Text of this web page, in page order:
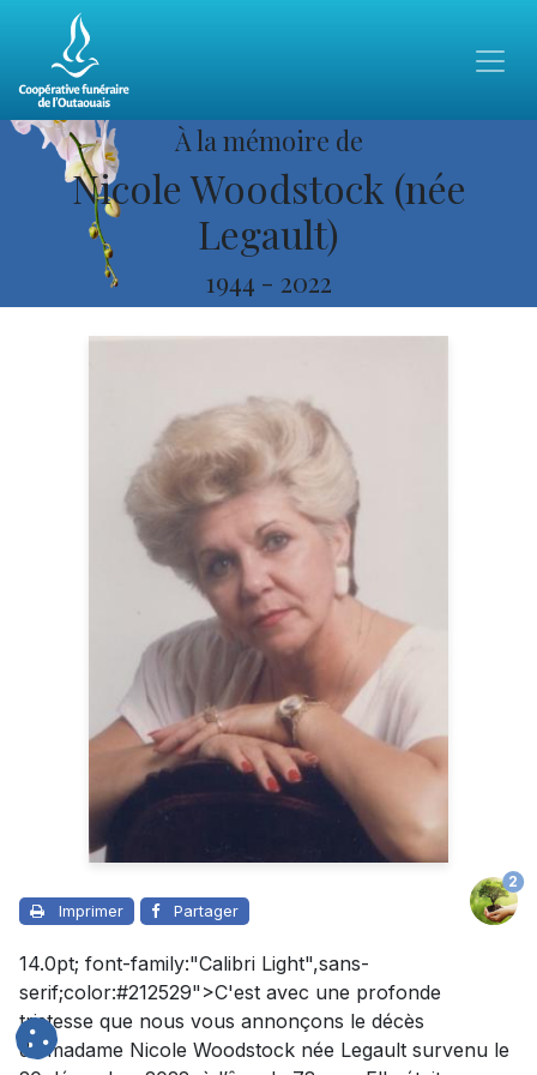
À la mémoire de
Nicole Woodstock (née
Legault)
1944 - 2022
Imprimer Partager
2
14.0pt; font-family:"Calibri Light",sans-
serif;color:#212529">C'est avec une profonde
tristesse que nous vous annonçons le décès
de madame Nicole Woodstock née Legault survenu le